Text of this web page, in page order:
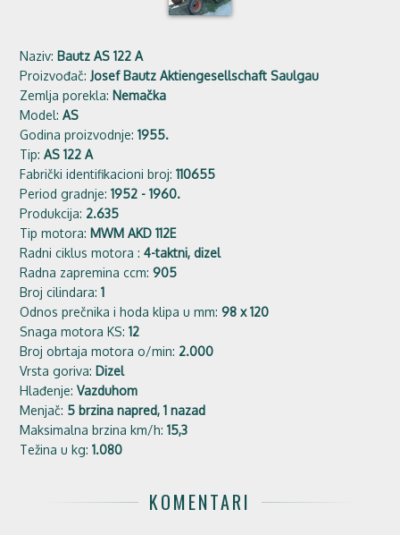
Naziv: Bautz AS 122 A
Proizvođač: Josef Bautz Aktiengesellschaft Saulgau
Zemlja porekla: Nemačka
Model:AS
Godina proizvodnje:1955.
Tip:AS 122 A
Fabrički identifikacioni broj:110655
Period gradnje:1952 - 1960.
Produkcija: 2.635
Tip motora: MWM AKD 112E
Radni ciklus motora :4-taktni, dizel
Radna zapremina ccm:905
Broj cilindara:1
Odnos prečnika i hoda klipa u mm:98 x 120
Snaga motora KS:12
Broj obrtaja motora o/min: 2.000
Vrsta goriva: Dizel
Hlađenje:Vazduhom
Menjač: 5 brzina napred, 1 nazad
Maksimalna brzina km/h:15,3
Težina u kg:1.080
KOMENTARI